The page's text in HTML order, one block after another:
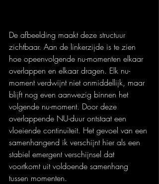
De afbeelding maakt deze structuur
zichtbaar. Aan de linkerzijde is te zien
hoe opeenvolgende nu-momenten elkaar
overlappen en elkaar dragen. Elk nu-
moment verdwijnt niet onmiddellijk, maar
blijft nog even aanwezig binnen het
volgende nu-moment. Door deze
overlappende NU-duur ontstaat een
vloeiende continuïteit. Het gevoel van een
samenhangend ik verschijnt hier als een
stabiel emergent verschijnsel dat
voortkomt uit voldoende samenhang
tussen momenten.